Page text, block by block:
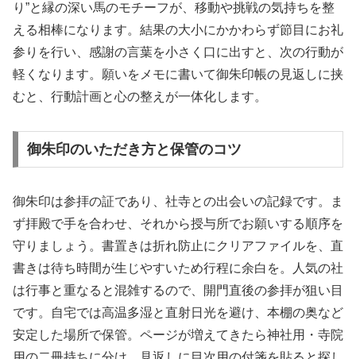
り”と縁の深い馬のモチーフが、移動や挑戦の気持ちを整
える相棒になります。結果の大小にかかわらず節目にお礼
参りを行い、感謝の言葉を小さく口に出すと、次の行動が
軽くなります。願いをメモに書いて御朱印帳の見返しに挟
むと、行動計画と心の整えが一体化します。
御朱印のいただき方と保管のコツ
御朱印は参拝の証であり、社寺との出会いの記録です。ま
ず拝殿で手を合わせ、それから授与所でお願いする順序を
守りましょう。書置きは折れ防止にクリアファイルを、直
書きは待ち時間が生じやすいため行程に余白を。人気の社
は行事と重なると混雑するので、開門直後の参拝が狙い目
です。自宅では高温多湿と直射日光を避け、本棚の奥など
安定した場所で保管。ページが増えてきたら神社用・寺院